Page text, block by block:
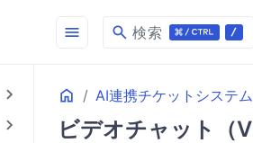
menu search 検索
Home AI連携チケットシステム
ビデオチャット（